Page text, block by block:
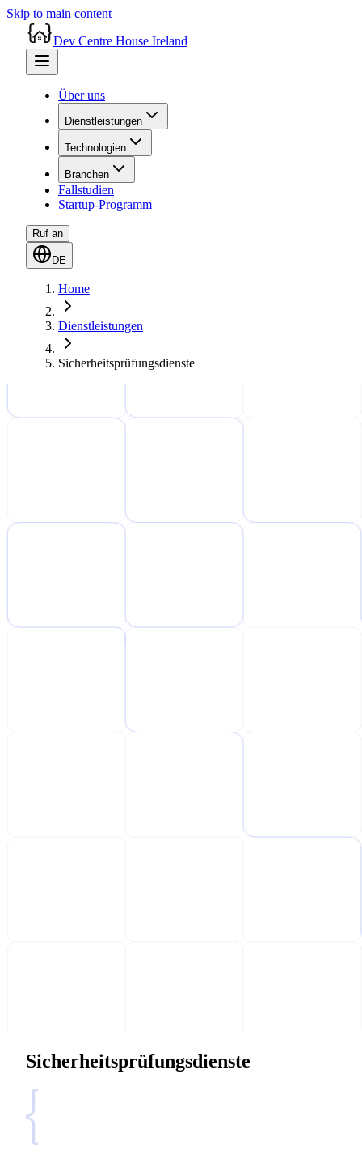
Skip to main content
Dev Centre House Ireland
Über uns
Dienstleistungen
Technologien
Branchen
Fallstudien
Startup-Programm
Ruf an
DE
Home
Dienstleistungen
Sicherheitsprüfungsdienste
Sicherheitsprüfungsdienste